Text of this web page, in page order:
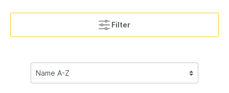
Filter